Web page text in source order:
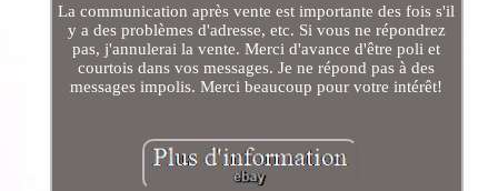
La communication après vente est importante des fois s'il
y a des problèmes d'adresse, etc. Si vous ne répondrez
pas, j'annulerai la vente. Merci d'avance d'être poli et
courtois dans vos messages. Je ne répond pas à des
messages impolis. Merci beaucoup pour votre intérêt!